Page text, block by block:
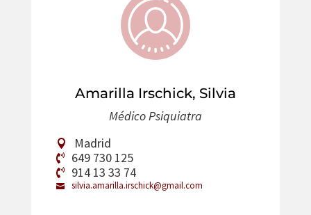
Amarilla Irschick, Silvia
Médico Psiquiatra
Madrid
649 730 125
914 13 33 74
silvia.amarilla.irschick@gmail.com